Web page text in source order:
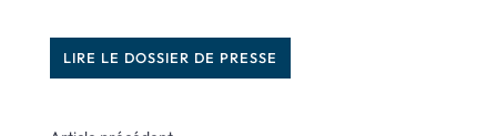
LIRE LE DOSSIER DE PRESSE